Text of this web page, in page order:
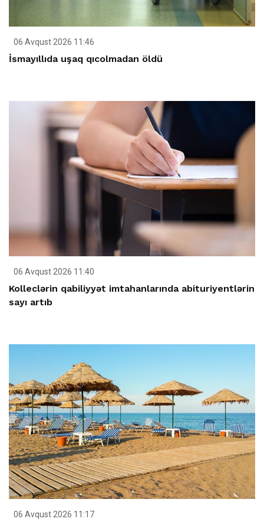
06 Avqust 2026 11:46
İsmayıllıda uşaq qıcolmadan öldü
06 Avqust 2026 11:40
Kolleclərin qabiliyyət imtahanlarında abituriyentlərin
sayı artıb
06 Avqust 2026 11:17